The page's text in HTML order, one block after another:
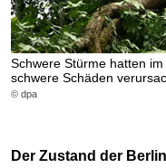
Schwere Stürme hatten
schwere Schäden
© dpa
Der Zustand der